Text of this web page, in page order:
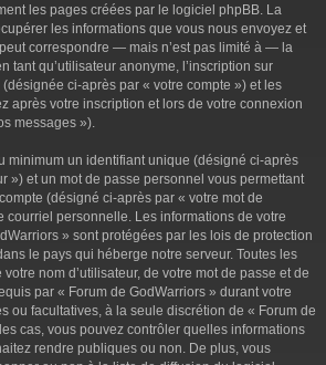
les pages créées par le logiciel phpBB. La
les informations que vous nous envoyez et
correspondre — mais n’est pas limité à — la
tant qu’utilisateur anonyme, l’inscription sur
ci-après par « votre compte ») et les
après votre inscription et lors de votre connexion
messages »).
minimum un identifiant unique (désigné ci-après
») et un mot de passe personnel vous permettant
(désigné ci-après par « votre mot de
courriel personnelle. Les informations de votre
» sont protégées par les lois de protection
le pays qui héberge notre serveur. Toutes les
nom d’utilisateur, de votre mot de passe et de
par « Forum de GodWarriors » durant votre
ou facultatives, à la seule discrétion de « Forum de
cas, vous pouvez contrôler quelles informations
rendre publiques ou non. De plus, vous